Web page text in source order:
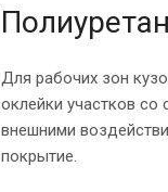
Для рабочих зон
оклейки участков
внешними
покрытие.